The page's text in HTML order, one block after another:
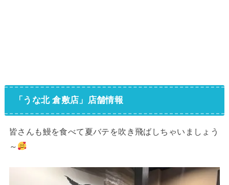
「うな北 倉敷店」店舗情報
皆さんも鰻を食べて夏バテを吹き飛ばしちゃいましょう
～